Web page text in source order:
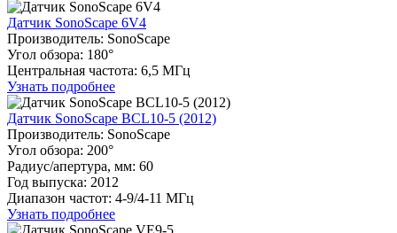
Датчик SonoScape 6V4
Производитель: SonoScape
Угол обзора: 180°
Центральная частота: 6,5 МГц
Узнать подробнее
Датчик SonoScape BCL10-5 (2012)
Производитель: SonoScape
Угол обзора: 200°
Радиуc/апертура, мм: 60
Год выпуска: 2012
Диапазон частот: 4-9/4-11 МГц
Узнать подробнее